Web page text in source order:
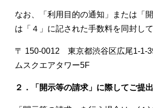
なお、「利用目的の通知」または「
は「４」に記された手数料を同封して
〒 150-0012 東京都渋谷区広尾1-1-
ムスクエアタワー5F
２．「開示等の請求」に際してご提